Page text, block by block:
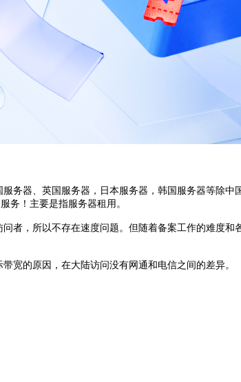
务器、英国服务器，日本服务器，韩国服务器等除中
务！主要是指服务器租用。
者，所以不存在速度问题。但随着备案工作的难度和
宽的原因，在大陆访问没有网通和电信之间的差异。